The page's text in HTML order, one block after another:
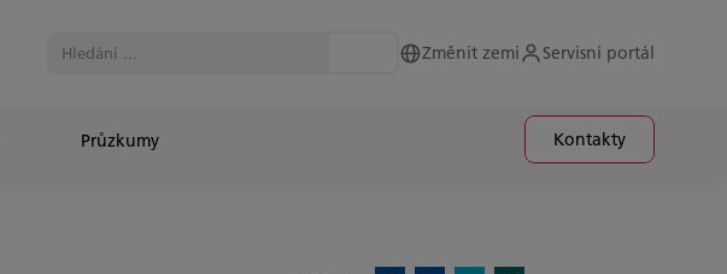
Změnit zemi Servisní portál
Průzkumy​ Kontakty